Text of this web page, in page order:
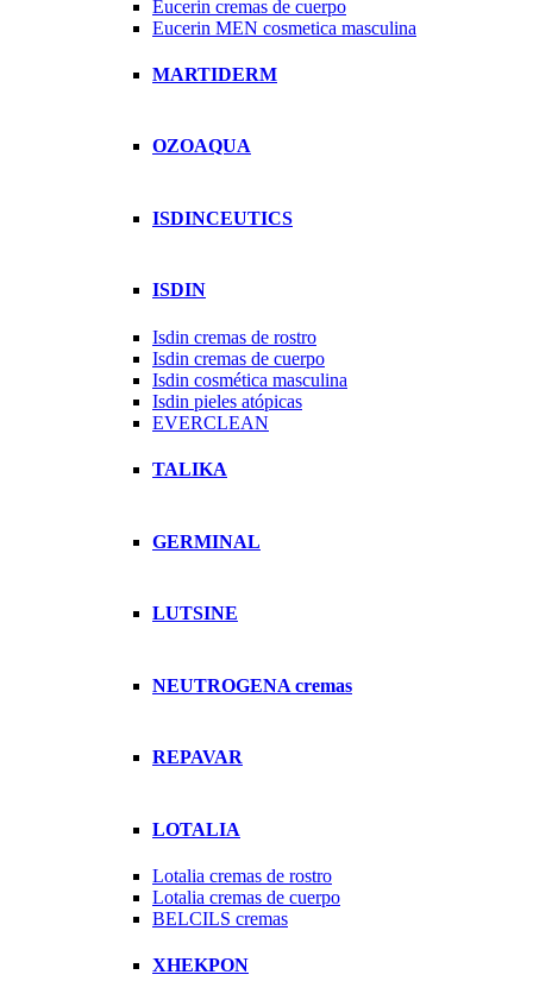
Eucerin cremas de cuerpo
Eucerin MEN cosmetica masculina
MARTIDERM
OZOAQUA
ISDINCEUTICS
ISDIN
Isdin cremas de rostro
Isdin cremas de cuerpo
Isdin cosmética masculina
Isdin pieles atópicas
EVERCLEAN
TALIKA
GERMINAL
LUTSINE
NEUTROGENA cremas
REPAVAR
LOTALIA
Lotalia cremas de rostro
Lotalia cremas de cuerpo
BELCILS cremas
XHEKPON